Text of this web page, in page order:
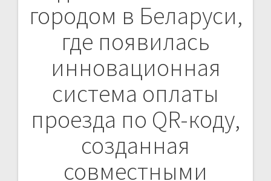
городом в Беларуси,
где появилась
инновационная
система оплаты
проезда по QR-коду,
созданная
совместными
по
записям